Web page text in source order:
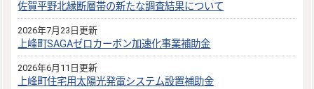
佐賀平野北縁断層帯の新たな調査結果について
2026年7月23日更新
上峰町SAGAゼロカーボン加速化事業補助金
2026年6月11日更新
上峰町住宅用太陽光発電システム設置補助金